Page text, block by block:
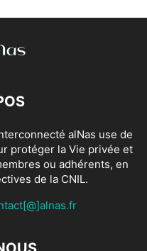
alNas use de
protéger la Vie privée et
ou adhérents, en
de la CNIL.